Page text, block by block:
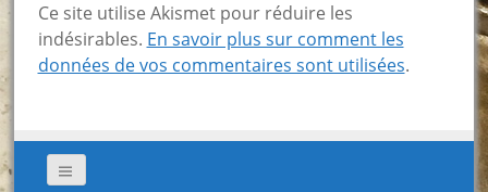
Ce site utilise Akismet pour réduire les
indésirables. En savoir plus sur comment les
données de vos commentaires sont utilisées.